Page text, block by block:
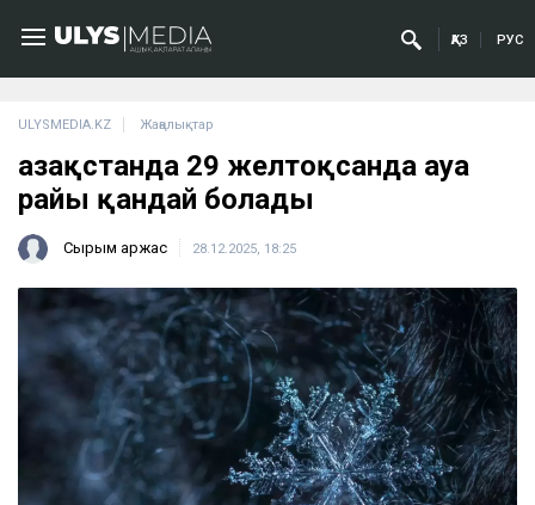
ҚАЗ РУС
ULYSMEDIA.KZ Жаңалықтар
Қазақстанда 29 желтоқсанда ауа
райы қандай болады
Сырым Қаржас 28.12.2025, 18:25